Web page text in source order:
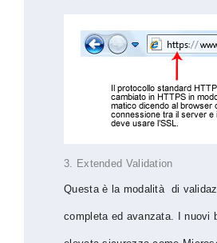
3. Extended Validation
Questa è la modalità di
completa ed avanzata. I nuovi